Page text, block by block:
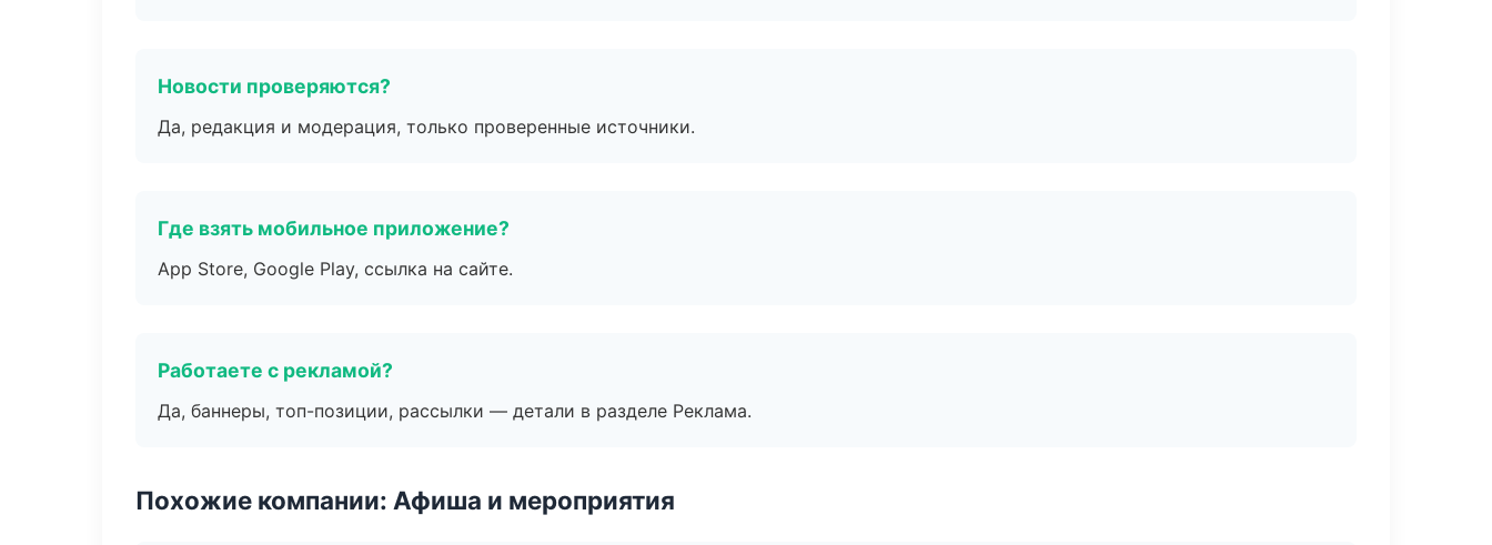
Новости проверяются?
Да, редакция и модерация, только проверенные источники.
Где взять мобильное приложение?
App Store, Google Play, ссылка на сайте.
Работаете с рекламой?
Да, баннеры, топ-позиции, рассылки — детали в разделе Реклама.
Похожие компании: Афиша и мероприятия